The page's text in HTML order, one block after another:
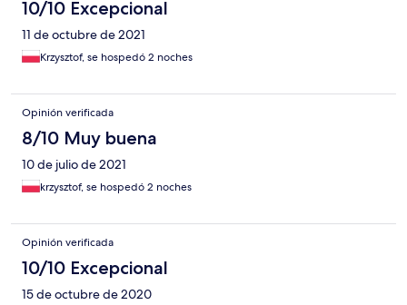
10/10 Excepcional
11 de octubre de 2021
Krzysztof, se hospedó 2 noches
Opinión verificada
8/10 Muy buena
10 de julio de 2021
krzysztof, se hospedó 2 noches
Opinión verificada
10/10 Excepcional
15 de octubre de 2020